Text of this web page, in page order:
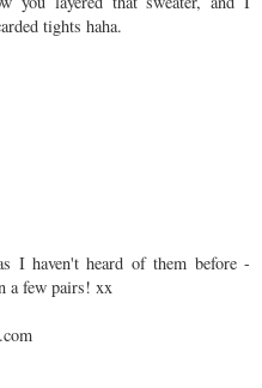
tights haha.
I haven't heard of them before -
a few pairs! xx